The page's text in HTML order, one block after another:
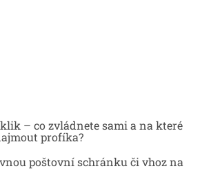
– co zvládnete sami a na které
profíka?
poštovní schránku či vhoz na